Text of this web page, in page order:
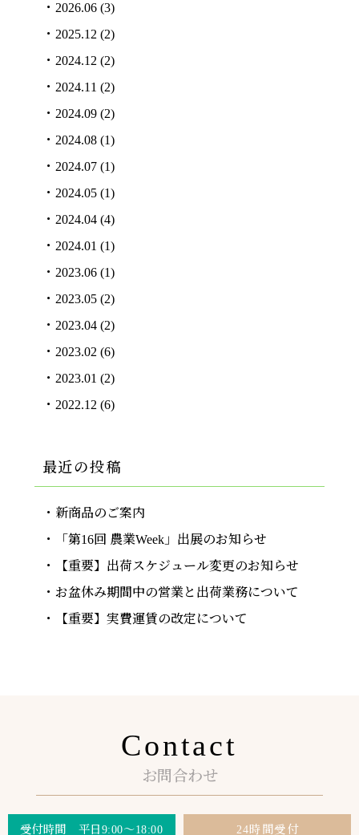
2026.06(3)
2025.12 (2)
2024.12 (2)
2024.11 (2)
2024.09(2)
2024.08(1)
2024.07(1)
2024.05(1)
2024.04(4)
2024.01 (1)
2023.06(1)
2023.05(2)
2023.04(2)
2023.02 (6)
2023.01 (2)
2022.12 (6)
最近の投稿
新商品のご案内
「第16回 農業Week」出展のお知らせ
【重要】出荷スケジュール変更のお知らせ
お盆休み期間中の営業と出荷業務について
【重要】実費運賃の改定について
Contact
お問合わせ
受付時間 平日9:00～18:00 24時間受付